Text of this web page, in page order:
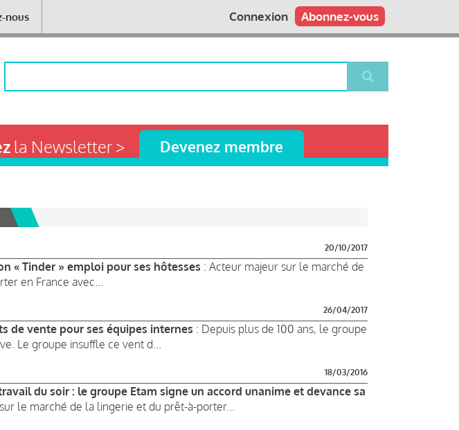
nous Abonnez-vous
Connexion
la Newsletter > Devenez membre
20/10/2017
« Tinder » emploi pour ses hôtesses : Acteur majeur sur le marché de
en France avec...
26/04/2017
de vente pour ses équipes internes : Depuis plus de 100 ans, le groupe
Le groupe insuffle ce vent d...
18/03/2016
du soir : le groupe Etam signe un accord unanime et devance sa
le marché de la lingerie et du prêt-à-porter...